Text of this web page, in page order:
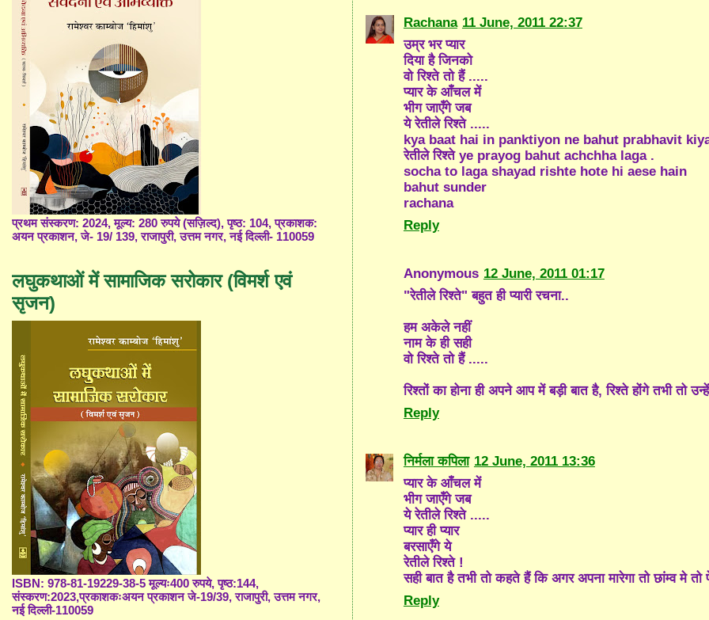
Rachana 11 June, 2011 22:37
उम्र भर प्यार
दिया है जिनको
वो रिश्ते तो हैं .....
प्यार के आँचल में
भीग जाएँगे जब
ये रेतीले रिश्ते .....
kya baat hai in panktiyon ne bahut prabhavit
रेतीले रिश्ते ye prayog bahut achchha laga .
socha to laga shayad rishte hote hi aese hain
bahut sunder
rachana
Reply
Anonymous 12 June, 2011 01:17
"रेतीले रिश्ते" बहुत ही प्यारी रचना..
हम अकेले नहीं
नाम के ही सही
वो रिश्ते तो हैं .....
रिश्तों का होना ही अपने आप में बड़ी बात है, रिश्ते होंगे तभी तो
Reply
निर्मला कपिला 12 June, 2011 13:36
प्यार के आँचल में
भीग जाएँगे जब
ये रेतीले रिश्ते .....
प्यार ही प्यार
बरसाएँगे ये
रेतीले रिश्ते !
सही बात है तभी तो कहते हैं कि अगर अपना मारेगा तो छांम्व मे
Reply
प्रथम संस्करण: 2024, मूल्य: 280 रुपये (सज़िल्द), पृष्ठ: 104, प्रकाशक:
अयन प्रकाशन, जे- 19/ 139, राजापुरी, उत्तम नगर, नई दिल्ली- 110059
लघुकथाओं में सामाजिक सरोकार (विमर्श एवं
सृजन)
ISBN: 978-81-19229-38-5 मूल्यः400 रुपये, पृष्ठ:144,
संस्करण:2023,प्रकाशकःअयन प्रकाशन जे-19/39, राजापुरी, उत्तम नगर,
नई दिल्ली-110059